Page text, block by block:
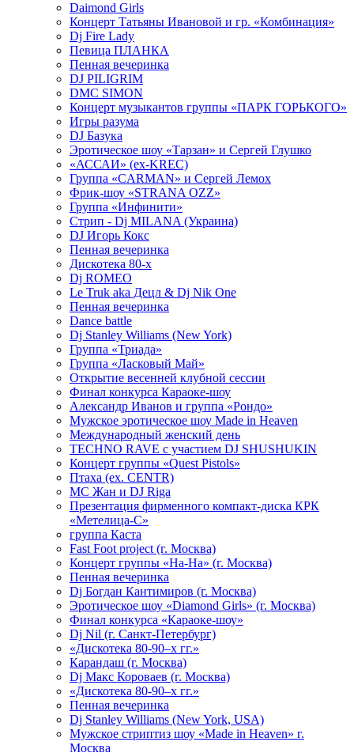
Daimond Girls
Концерт Татьяны Ивановой и гр. «Комбинация»
Dj Fire Lady
Певица ПЛАНКА
Пенная вечеринка
DJ PILIGRIM
DMC SIMON
Концерт музыкантов группы «ПАРК ГОРЬКОГО»
Игры разума
DJ Базука
Эротическое шоу «Тарзан» и Сергей Глушко
«АССАИ» (ex-KREC)
Группа «CARMAN» и Сергей Лемох
Фрик-шоу «STRANA OZZ»
Группа «Инфинити»
Стрип - Dj MILANA (Украина)
DJ Игорь Кокс
Пенная вечеринка
Дискотека 80-х
Dj ROMEO
Le Truk aka Децл & Dj Nik One
Пенная вечеринка
Dance battle
Dj Stanley Williams (New York)
Группа «Триада»
Группа «Ласковый Май»
Открытие весенней клубной сессии
Финал конкурса Караоке-шоу
Александр Иванов и группа «Рондо»
Мужское эротическое шоу Made in Heaven
Международный женский день
TECHNO RAVE с участием DJ SHUSHUKIN
Концерт группы «Quest Pistols»
Птаха (ex. CENTR)
МС Жан и DJ Riga
Презентация фирменного компакт-диска КРК
«Метелица-С»
группа Каста
Fast Foot project (г. Москва)
Концерт группы «На-На» (г. Москва)
Пенная вечеринка
Dj Богдан Кантимиров (г. Москва)
Эротическое шоу «Diamond Girls» (г. Москва)
Финал конкурса «Караоке-шоу»
Dj Nil (г. Санкт-Петербург)
«Дискотека 80-90–х гг.»
Карандаш (г. Москва)
Dj Макс Короваев (г. Москва)
«Дискотека 80-90–х гг.»
Пенная вечеринка
Dj Stanley Williams (New York, USA)
Мужское стриптиз шоу «Made in Heaven» г.
Москва